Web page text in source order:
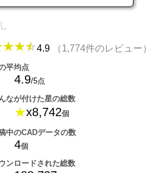
4.9 （1,774件のレビュー）
平均点
4.9/5点
なが付けた星の総数
★x8,742個
中のCADデータの数
4個
ンロードされた総数